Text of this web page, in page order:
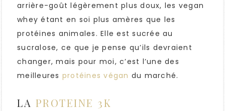
arrière-goût légèrement plus doux, les vegan
whey étant en soi plus amères que les
protéines animales. Elle est sucrée au
sucralose, ce que je pense qu’ils devraient
changer, mais pour moi, c’est l’une des
meilleures protéines végan du marché.
LA PROTEINE 3K